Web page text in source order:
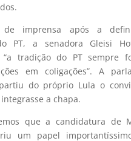
de imprensa após a
PT, a senadora Gleisi
“a tradição do PT sempre
em coligações”. A
do próprio Lula o
a chapa.
que a candidatura de
um papel